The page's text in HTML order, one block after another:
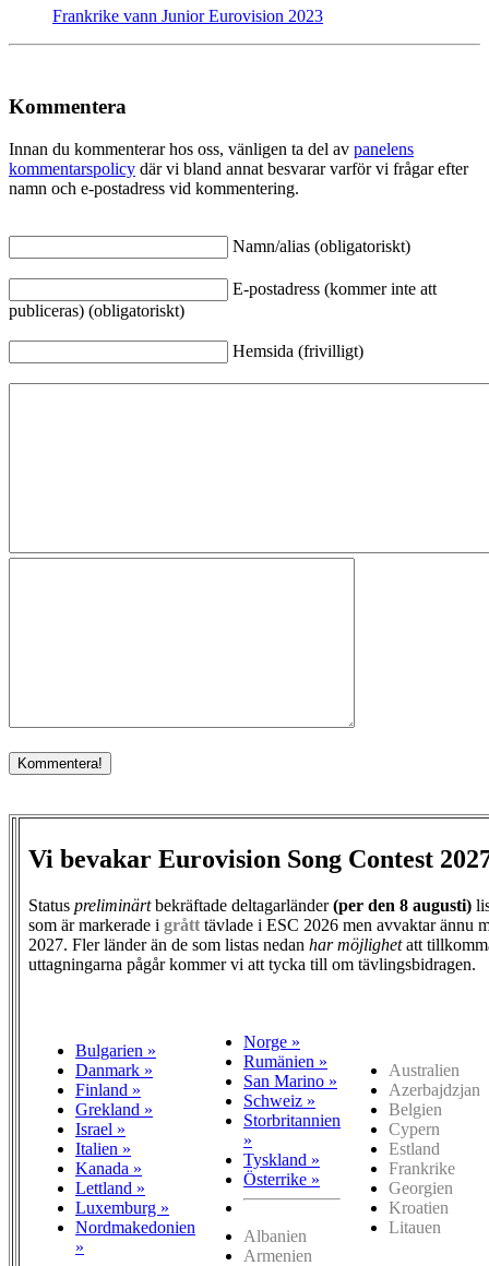
Frankrike vann Junior Eurovision 2023
Kommentera
Innan du kommenterar hos oss, vänligen ta del av panelens
kommentarspolicy där vi bland annat besvarar varför vi frågar efter
namn och e-postadress vid kommentering.
Namn/alias (obligatoriskt)
E-postadress (kommer inte att
publiceras) (obligatoriskt)
Hemsida (frivilligt)
Vi bevakar Eurovision Song Contest
Status preliminärtbekräftade deltagarländer(per den 8 augusti)
som är markerade i grått tävlade i ESC 2026 men avvaktar ännu
2027. Fler länder än de som listas nedan har möjlighetatt
uttagningarna pågår kommer vi att tycka till om tävlingsbidragen.
Bulgarien »
Danmark »
Finland »
Grekland »
Israel »
Italien »
Kanada »
Lettland »
Luxemburg »
Nordmakedonien
»
Norge »
Rumänien »
San Marino »
Schweiz »
Storbritannien
»
Tyskland »
Österrike »
Albanien
Armenien
Australien
Azerbajdzjan
Belgien
Cypern
Estland
Frankrike
Georgien
Kroatien
Litauen